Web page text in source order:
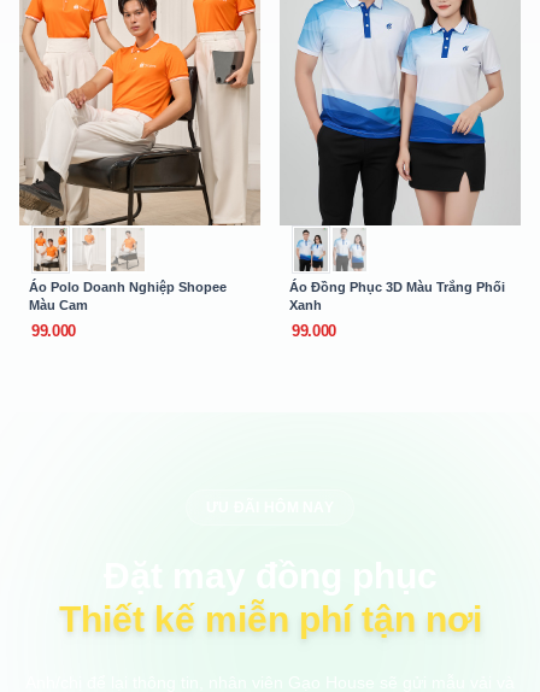
Áo Polo Doanh Nghiệp Shopee
Màu Cam
99.000
Áo Đồng Phục 3D Màu Trắng Phối
Xanh
99.000
Thiết kế miễn phí tận nơi